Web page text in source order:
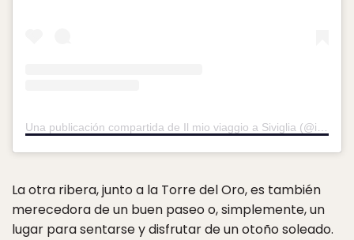
La otra ribera, junto a la Torre del Oro, es también
merecedora de un buen paseo o, simplemente, un
lugar para sentarse y disfrutar de un otoño soleado.